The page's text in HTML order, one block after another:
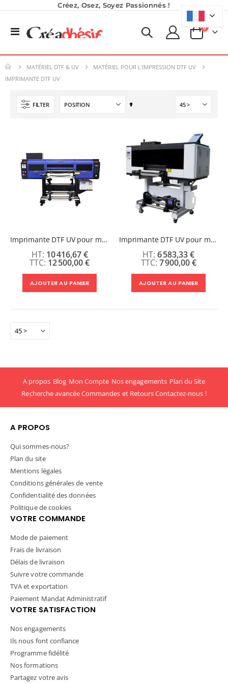
Créez, Osez, Soyez Passionnés !
Basculer
Panier
0produits
MATÉRIEL DTF & UV
MATÉRIEL POUR L'IMPRESSION DTF UV
IMPRIMANTE DTF UV
FILTER
Par
Imprimante DTF UV pour marquage sur objet - 60cm 3 têtes I3200
12 500,00 €
10 416,67 €
AJOUTER AU PANIER
Imprimante DTF UV pour marquage sur objet - 30cm - 2 Têtes Epson I1600
7 900,00 €
6 583,33 €
AJOUTER AU PANIER
9,90 €
À partir de
Rating:
Nouveauté ! Tour de rangement pour Flex ou Vinyle - 36 emplacements
59,99 €
49,99 €
40,83 €
A propos Blog Mon Compte Nos engagements Plan du Site
Recherche avancéeCommandes et RetoursContactez-nous !
A PROPOS
Qui sommes-nous?
Plan du site
Mentions légales
Conditions générales de vente
Confidentialité des données
Politique de cookies
VOTRE COMMANDE
Mode de paiement
Frais de livraison
Délais de livraison
Suivre votre commande
TVA et exportation
Paiement Mandat Administratif
VOTRE SATISFACTION
Nos engagements
Ils nous font confiance
Programme fidélité
Nos formations
Partagez votre avis